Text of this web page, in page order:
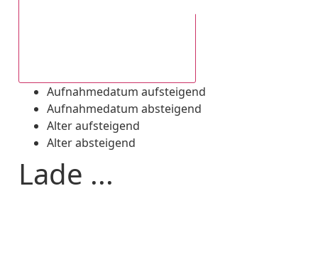
Aufnahmedatum aufsteigend
Aufnahmedatum absteigend
Alter aufsteigend
Alter absteigend
Lade ...